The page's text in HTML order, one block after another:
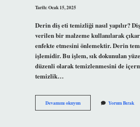
Tarih: Ocak 15, 2025
Derin diş eti temizliği nasıl yapılır?
verilen bir malzeme kullanılarak
enfekte etmesini önlemektir. Derin
işlemidir. Bu işlem, sık dokunulan
düzenli olarak temizlenmesini de
temizlik…
Devamını okuyunDerin
Diş
Yorum Bırak